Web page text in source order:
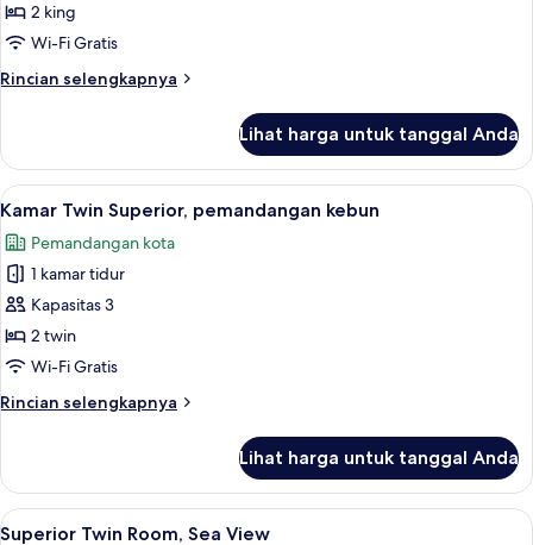
2 king
Wi-Fi Gratis
Rincian selengkapnya
Rincian
Suite
Keluarga
Lihat harga untuk tanggal Anda
Lihat
semua
foto
untuk
Kamar
Twin
Superior,
kebun
Kamar Twin Superior,
11
Kamar Twin Superior, pemandangan kebun
Pemandangan kota
1 kamar tidur
Kapasitas 3
2 twin
Wi-Fi Gratis
Rincian selengkapnya
Rincian
Kamar
Twin
Superior,
Lihat harga untuk tanggal Anda
Lihat
Brankas, ruang kerja ramah laptop,
6
Superior Twin Room, Sea View